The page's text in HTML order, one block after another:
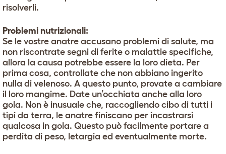
risolverli.
Problemi nutrizionali:
Se le vostre anatre accusano problemi di salute, ma
non riscontrate segni di ferite o malattie specifiche,
allora la causa potrebbe essere la loro dieta. Per
prima cosa, controllate che non abbiano ingerito
nulla di velenoso. A questo punto, provate a cambiare
il loro mangime. Date un’occhiata anche alla loro
gola. Non è inusuale che, raccogliendo cibo di tutti i
tipi da terra, le anatre finiscano per incastrarsi
qualcosa in gola. Questo può facilmente portare a
perdita di peso, letargia ed eventualmente morte.